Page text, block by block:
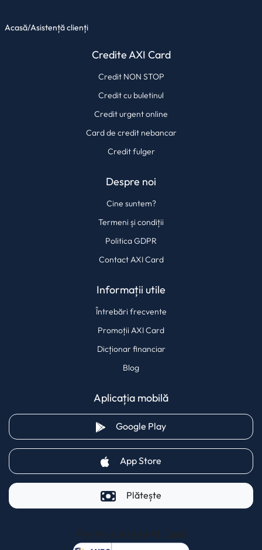
Acasă/Asistență clienți
Credite AXI Card
Credit NON STOP
Credit cu buletinul
Credit urgent online
Card de credit nebancar
Credit fulger
Despre noi
Cine suntem?
Termeni și condiții
Politica GDPR
Contact AXI Card
Informații utile
Întrebări frecvente
Promoții AXI Card
Dicționar financiar
Blog
Aplicația mobilă
Google Play(opens in a new tab)
App Store
Plătește
Pentru clienții AXI Card